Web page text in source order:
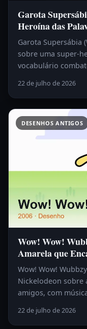
Garota
Heroína das
Garota Supersábia
sobre uma super-
vocabulário
22 de julho de 2026
DESENHOS ANTIGOS
Wow! Wow!
Amarela que
Wow! Wow!
Nickelodeon sobre
amigos, com
22 de julho de 2026